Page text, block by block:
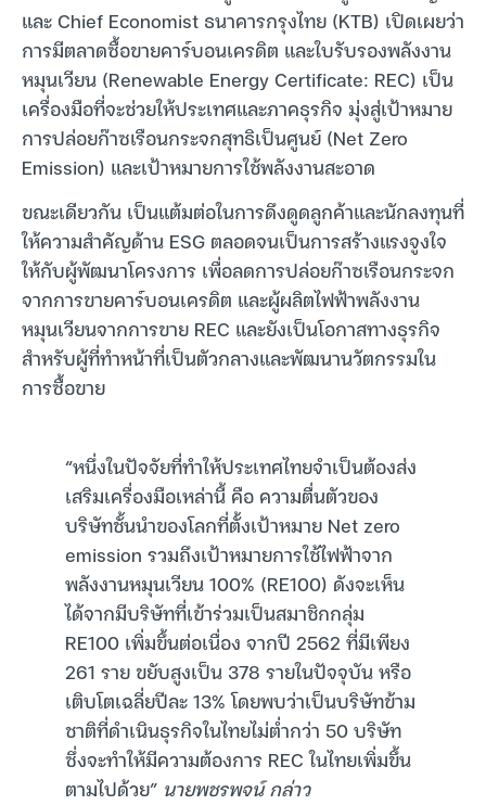
และ Chief Economist ธนาคารกรุงไทย (KTB) เปิดเผยว่า
การมีตลาดซื้อขายคาร์บอนเครดิต และใบรับรองพลังงาน
หมุนเวียน (Renewable Energy Certificate: REC) เป็น
เครื่องมือที่จะช่วยให้ประเทศและภาคธุรกิจ มุ่งสู่เป้าหมาย
การปล่อยก๊าซเรือนกระจกสุทธิเป็นศูนย์ (Net Zero
Emission) และเป้าหมายการใช้พลังงานสะอาด
ขณะเดียวกัน เป็นแต้มต่อในการดึงดูดลูกค้าและนักลงทุนที่
ให้ความสำคัญด้าน ESG ตลอดจนเป็นการสร้างแรงจูงใจ
ให้กับผู้พัฒนาโครงการ เพื่อลดการปล่อยก๊าซเรือนกระจก
จากการขายคาร์บอนเครดิต และผู้ผลิตไฟฟ้าพลังงาน
หมุนเวียนจากการขาย REC และยังเป็นโอกาสทางธุรกิจ
สำหรับผู้ที่ทำหน้าที่เป็นตัวกลางและพัฒนานวัตกรรมใน
การซื้อขาย
“หนึ่งในปัจจัยที่ทำให้ประเทศไทยจำเป็นต้องส่ง
เสริมเครื่องมือเหล่านี้ คือ ความตื่นตัวของ
บริษัทชั้นนำของโลกที่ตั้งเป้าหมาย Net zero
emission รวมถึงเป้าหมายการใช้ไฟฟ้าจาก
พลังงานหมุนเวียน 100% (RE100) ดังจะเห็น
ได้จากมีบริษัทที่เข้าร่วมเป็นสมาชิกกลุ่ม
RE100 เพิ่มขึ้นต่อเนื่อง จากปี 2562 ที่มีเพียง
261 ราย ขยับสูงเป็น 378 รายในปัจจุบัน หรือ
เติบโตเฉลี่ยปีละ 13% โดยพบว่าเป็นบริษัทข้าม
ชาติที่ดำเนินธุรกิจในไทยไม่ต่ำกว่า 50 บริษัท
ซึ่งจะทำให้มีความต้องการ REC ในไทยเพิ่มขึ้น
ตามไปด้วย” นายพชรพจน์ กล่าว